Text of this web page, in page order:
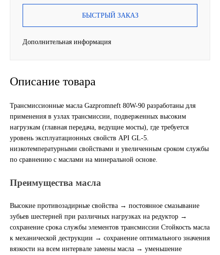
Valvoline
BP VISCO
ЛУКОЙЛ
Новоуфимский НПЗ
Оригинальные масла
РОСНЕФТЬ
БЫСТРЫЙ ЗАКАЗ
Дополнительная информация
Описание товара
Трансмиссионные масла Gazpromneft 80W-90 разработаны для
применения в узлах трансмиссии, подверженных высоким
нагрузкам (главная передача, ведущие мосты), где требуется
уровень эксплуатационных свойств API GL-5.
низкотемпературными свойствами и увеличенным сроком службы
по сравнению с маслами на минеральной основе.
Преимущества масла
Высокие противозадирные свойства → постоянное смазывание
зубьев шестерней при различных нагрузках на редуктор →
сохранение срока службы элементов трансмиссии Стойкость масла
к механической деструкции → сохранение оптимального значения
вязкости на всем интервале замены масла → уменьшение